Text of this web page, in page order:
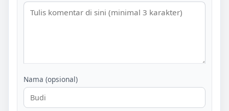
Nama (opsional)